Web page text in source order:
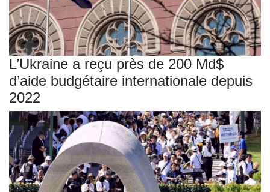
L’Ukraine a reçu près de 200 Md$
d’aide budgétaire internationale depuis
2022